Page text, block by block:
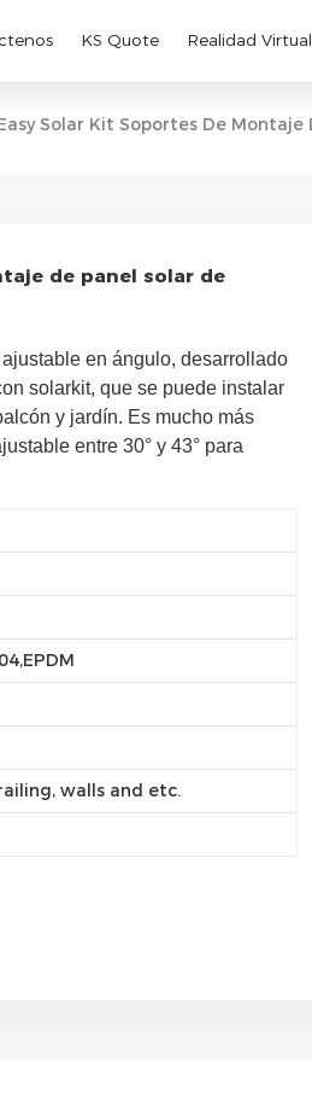
KS Quote Realidad Virtual
de panel solar de
en ángulo, desarrollado
solarkit, que se puede instalar
y jardín. Es mucho más
entre 30° y 43° para
walls and etc.